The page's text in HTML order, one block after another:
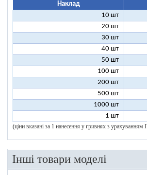
Наклад
10 шт
20 шт
30 шт
40 шт
50 шт
100 шт
200 шт
500 шт
1000 шт
1 шт
(ціни вказані за 1 нанесення у гривнях з
Інші товари моделі